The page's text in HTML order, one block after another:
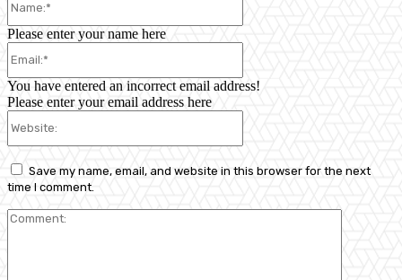
Please enter your name here
You have entered an incorrect email address!
Please enter your email address here
Save my name, email, and website in this browser for the next
time I comment.